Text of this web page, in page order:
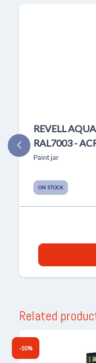
REVELL
RAL7003 -
Paint jar
ON STOCK
Related
-10%